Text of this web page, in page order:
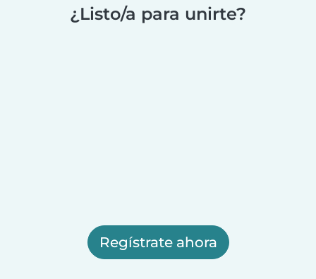
¿Listo/a para unirte?
Regístrate ahora